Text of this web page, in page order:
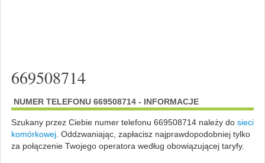
669508714
NUMER TELEFONU 669508714 - INFORMACJE
Szukany przez Ciebie numer telefonu 669508714 należy do sieci
komórkowej. Oddzwaniając, zapłacisz najprawdopodobniej tylko
za połączenie Twojego operatora według obowiązującej taryfy.